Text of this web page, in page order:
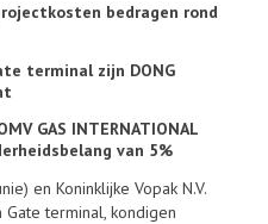
bedragen rond
terminal zijn DONG
GAS INTERNATIONAL
van 5%
en Koninklijke Vopak N.V.
Gate terminal, kondigen